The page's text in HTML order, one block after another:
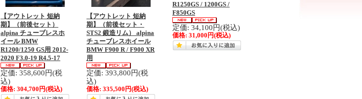
【アウトレット 短納
期】（前後セット）
alpina チューブレスホ
イール BMW
R1200/1250 GS用 2012-
2020 F3.0-19 R4.5-17
定価: 358,600円(税
込)
価格:304,700円(税込)
【アウトレット 短納
期】（前後セット・
STS2 鍛造リム） alpina
チューブレスホイール
BMW F900 R / F900 XR
用
定価: 393,800円(税
込)
価格:335,500円(税込)
R1250GS / 1200GS /
F850GS
定価: 34,100円(税込)
価格:31,000円(税込)